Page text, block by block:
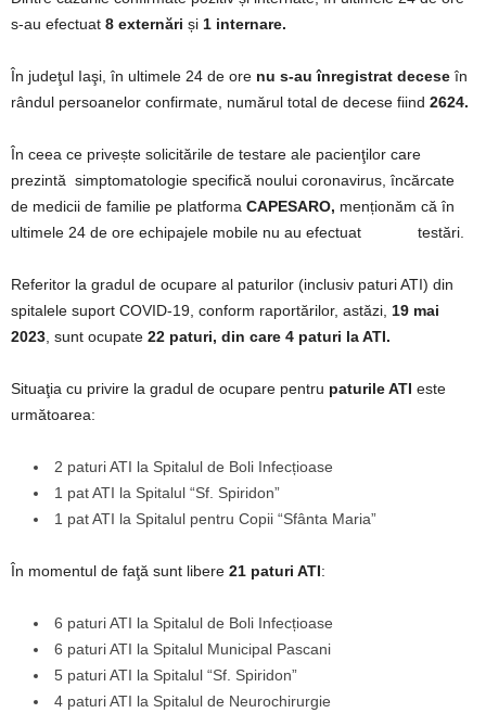
s-au efectuat 8 externări și 1 internare.
În judeţul Iaşi, în ultimele 24 de ore nu s-au înregistrat decese în
rândul persoanelor confirmate, numărul total de decese fiind 2624.
În ceea ce privește solicitările de testare ale pacienţilor care
prezintă simptomatologie specifică noului coronavirus, încărcate
de medicii de familie pe platforma CAPESARO, menționăm că în
ultimele 24 de ore echipajele mobile nu au efectuat testări.
Referitor la gradul de ocupare al paturilor (inclusiv paturi ATI) din
spitalele suport COVID-19, conform raportărilor, astăzi, 19 mai
2023 , sunt ocupate 22 paturi, din care 4 paturi la ATI.
Situaţia cu privire la gradul de ocupare pentru paturile ATI este
următoarea:
2 paturi ATI la Spitalul de Boli Infecțioase
1 pat ATI la Spitalul “Sf. Spiridon”
1 pat ATI la Spitalul pentru Copii “Sfânta Maria”
În momentul de faţă sunt libere 21 paturi ATI:
6 paturi ATI la Spitalul de Boli Infecțioase
6 paturi ATI la Spitalul Municipal Pascani
5 paturi ATI la Spitalul “Sf. Spiridon”
4 paturi ATI la Spitalul de Neurochirurgie